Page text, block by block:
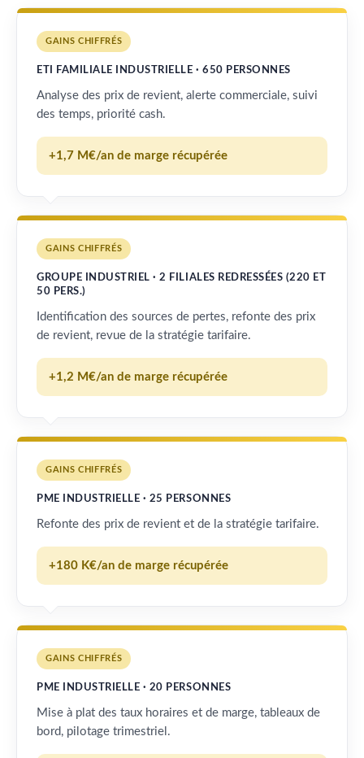
GAINS CHIFFRÉS
ETI FAMILIALE INDUSTRIELLE · 650 PERSONNES
Analyse des prix de revient, alerte commerciale, suivi
des temps, priorité cash.
+1,7 M€/an de marge récupérée
GAINS CHIFFRÉS
GROUPE INDUSTRIEL · 2 FILIALES REDRESSÉES (220 ET
50 PERS.)
Identification des sources de pertes, refonte des prix
de revient, revue de la stratégie tarifaire.
+1,2 M€/an de marge récupérée
GAINS CHIFFRÉS
PME INDUSTRIELLE · 25 PERSONNES
Refonte des prix de revient et de la stratégie tarifaire.
+180 K€/an de marge récupérée
GAINS CHIFFRÉS
PME INDUSTRIELLE · 20 PERSONNES
Mise à plat des taux horaires et de marge, tableaux de
bord, pilotage trimestriel.